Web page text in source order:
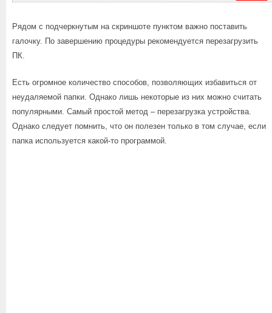
Рядом с подчеркнутым на скриншоте пунктом важно поставить
галочку. По завершению процедуры рекомендуется перезагрузить
ПК.
Есть огромное количество способов, позволяющих избавиться от
неудаляемой папки. Однако лишь некоторые из них можно считать
популярными. Самый простой метод – перезагрузка устройства.
Однако следует помнить, что он полезен только в том случае, если
папка используется какой-то программой.